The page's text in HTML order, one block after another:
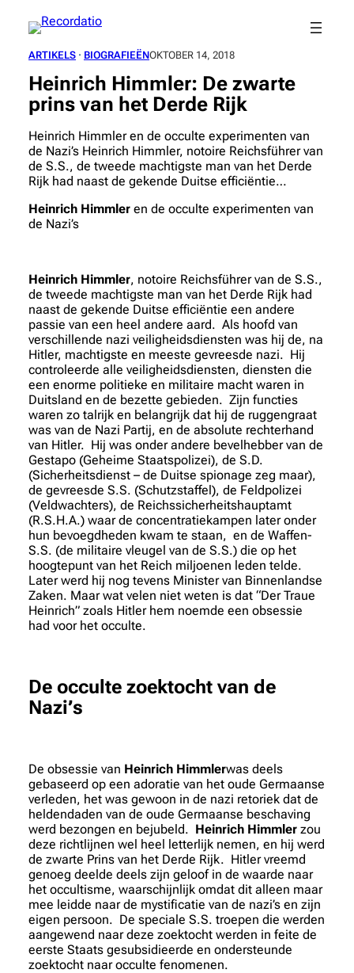
naar
inhoudARTIKELS · BIOGRAFIEËNOKTOBER 14, 2018
Heinrich Himmler: De zwarte
prins van het Derde Rijk
Heinrich Himmler en de occulte experimenten van
de Nazi’s Heinrich Himmler, notoire Reichsführer van
de S.S., de tweede machtigste man van het Derde
Rijk had naast de gekende Duitse efficiëntie…
Heinrich Himmler en de occulte experimenten van
de Nazi’s
Heinrich Himmler, notoire Reichsführer van de S.S.,
de tweede machtigste man van het Derde Rijk had
naast de gekende Duitse efficiëntie een andere
passie van een heel andere aard. Als hoofd van
verschillende nazi veiligheidsdiensten was hij de, na
Hitler, machtigste en meeste gevreesde nazi. Hij
controleerde alle veiligheidsdiensten, diensten die
een enorme politieke en militaire macht waren in
Duitsland en de bezette gebieden. Zijn functies
waren zo talrijk en belangrijk dat hij de ruggengraat
was van de Nazi Partij, en de absolute rechterhand
van Hitler. Hij was onder andere bevelhebber van de
Gestapo (Geheime Staatspolizei), de S.D.
(Sicherheitsdienst – de Duitse spionage zeg maar),
de gevreesde S.S. (Schutzstaffel), de Feldpolizei
(Veldwachters), de Reichssicherheitshauptamt
(R.S.H.A.) waar de concentratiekampen later onder
hun bevoegdheden kwam te staan, en de Waffen-
S.S. (de militaire vleugel van de S.S.) die op het
hoogtepunt van het Reich miljoenen leden telde.
Later werd hij nog tevens Minister van Binnenlandse
Zaken. Maar wat velen niet weten is dat “Der Traue
Heinrich” zoals Hitler hem noemde een obsessie
had voor het occulte.
De occulte zoektocht van de
Nazi’s
De obsessie van Heinrich Himmlerwas deels
gebaseerd op een adoratie van het oude Germaanse
verleden, het was gewoon in de nazi retoriek dat de
heldendaden van de oude Germaanse beschaving
werd bezongen en bejubeld. Heinrich Himmler zou
deze richtlijnen wel heel letterlijk nemen, en hij werd
de zwarte Prins van het Derde Rijk. Hitler vreemd
genoeg deelde deels zijn geloof in de waarde naar
het occultisme, waarschijnlijk omdat dit alleen maar
mee leidde naar de mystificatie van de nazi’s en zijn
eigen persoon. De speciale S.S. troepen die werden
aangewend naar deze zoektocht werden in feite de
eerste Staats gesubsidieerde en ondersteunde
zoektocht naar occulte fenomenen.